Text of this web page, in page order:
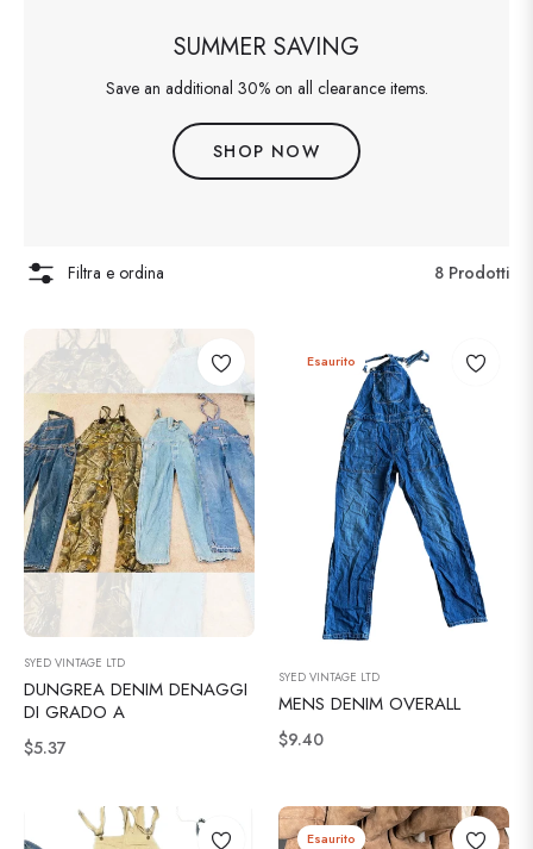
SUMMER SAVING
Save an additional 30% on all clearance items.
SHOP NOW
Filtra e ordina 8 Prodotti
SYED VINTAGE LTD
DUNGREA DENIM DENAGGI
DI GRADO A
Prezzo
$5.37
Esaurito
SYED VINTAGE LTD
MENS DENIM OVERALL
Prezzo
$9.40
Esaurito